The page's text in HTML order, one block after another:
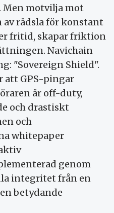
motvilja mot
av rädsla för konstant
fritid, skapar friktion
Navichain
"Sovereign Shield".
att GPS-pingar
är off-duty,
och drastiskt
och
whitepaper
genom
integritet från en
betydande